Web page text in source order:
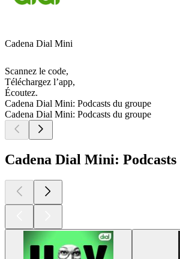
Cadena Dial Mini
Scannez le code,
Téléchargez l’app,
Écoutez.
Cadena Dial Mini: Podcasts du groupe
Cadena Dial Mini: Podcasts du groupe
Cadena Dial Mini: Podcasts